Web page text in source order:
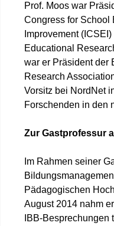
Prof. Moos war
Congress for School
Improvement
Educational
war er Präsident der
Research
Vorsitz bei NordNet
Forschenden in den
Zur Gastprofessur
Im Rahmen seiner
Pädagogischen
August 2014 nahm
IBB-